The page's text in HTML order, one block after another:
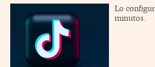
Lo
minutos.